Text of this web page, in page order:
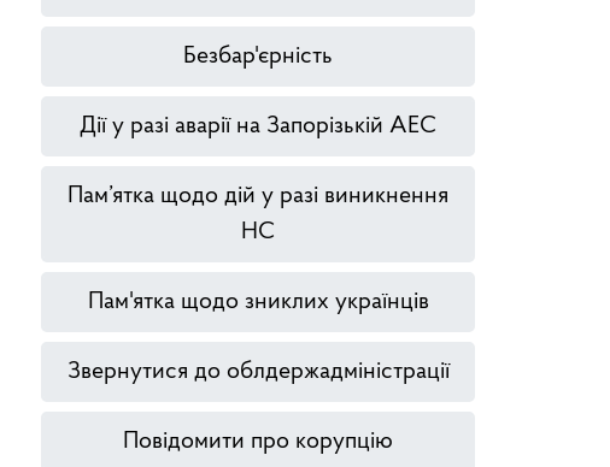
Безбар'єрність
Дії у разі аварії на Запорізькій АЕС
Пам’ятка щодо дій у разі виникнення
НС
Пам'ятка щодо зниклих українців
Звернутися до облдержадміністрації
Повідомити про корупцію